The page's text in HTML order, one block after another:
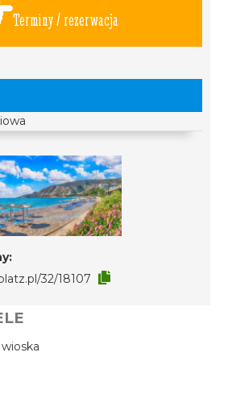
Terminy / rezerwacja
32/18107